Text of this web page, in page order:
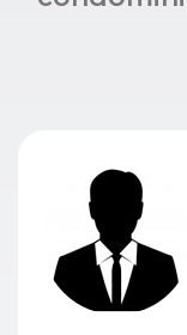
O contato
um
facilitado e
solicitações.